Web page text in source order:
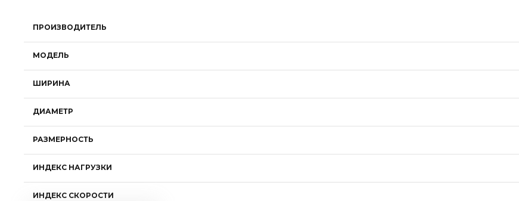
ПРОИЗВОДИТЕЛЬ
МОДЕЛЬ
ШИРИНА
ДИАМЕТР
РАЗМЕРНОСТЬ
ИНДЕКС НАГРУЗКИ
ИНДЕКС СКОРОСТИ